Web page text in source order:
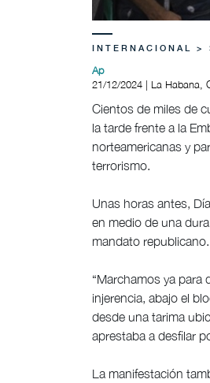
INTERNACIONAL >
Ap
21/12/2024 | La Habana,
Cientos de miles de
la tarde frente a la
norteamericanas y
terrorismo.
Unas horas antes,
en medio de una
mandato republicano.
“Marchamos ya para
injerencia, abajo el
desde una tarima
aprestaba a desfilar
La manifestación